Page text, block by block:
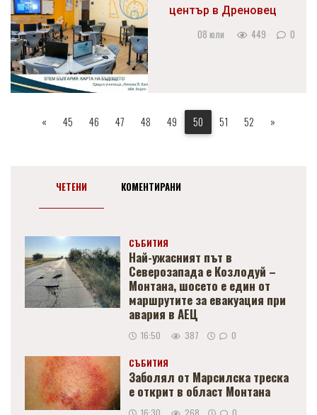
център в Дреновец
08 юли 449 0
« 45 46 47 48 49 50 51 52 »
ЧЕТЕНИ КОМЕНТИРАНИ
СЪБИТИЯ
Най-ужасният път в
Северозапада е Козлодуй –
Монтана, шосето е един от
маршрутите за евакуация при
авария в АЕЦ
16:50 387 0
СЪБИТИЯ
Заболял от Марсилска треска
е открит в област Монтана